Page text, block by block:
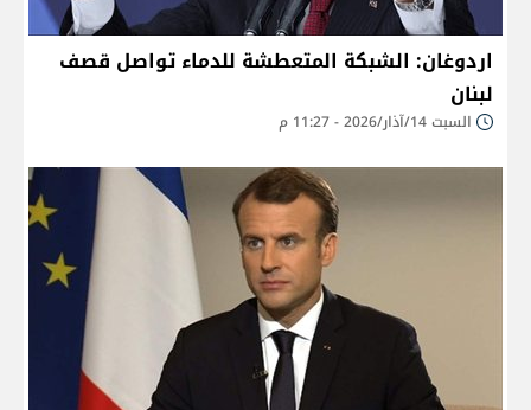
اردوغان: الشبكة المتعطشة للدماء تواصل قصف
لبنان
السبت 14/آذار/2026 - 11:27 م